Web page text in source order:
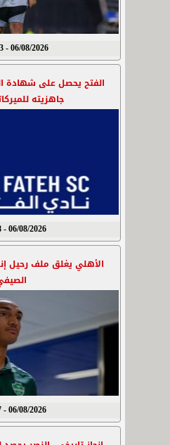
06/08/2026 - 10:03 م
الفتح يحصل على شهادة
جاهزيته
06/08/2026 - 9:58 م
الأهلي يغلق ملف رحيل
06/08/2026 - 9:57 م